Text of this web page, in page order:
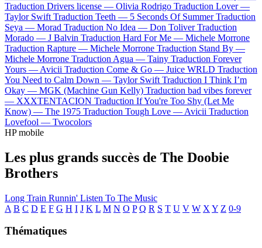
Traduction Drivers license — Olivia Rodrigo Traduction Lover —
Taylor Swift Traduction Teeth — 5 Seconds Of Summer Traduction
Seya — Morad Traduction No Idea — Don Toliver Traduction
Morado — J Balvin Traduction Hard For Me — Michele Morrone
Traduction Rapture — Michele Morrone Traduction Stand By —
Michele Morrone Traduction Agua — Tainy Traduction Forever
Yours — Avicii Traduction Come & Go — Juice WRLD Traduction
You Need to Calm Down — Taylor Swift Traduction I Think I’m
Okay — MGK (Machine Gun Kelly) Traduction bad vibes forever
— XXXTENTACION Traduction If You're Too Shy (Let Me
Know) — The 1975 Traduction Tough Love — Avicii Traduction
Lovefool — Twocolors
HP mobile
Les plus grands succès de The Doobie
Brothers
Long Train Runnin' Listen To The Music
A B C D E F G H I J K L M N O P Q R S T U V W X Y Z 0-9
Thématiques